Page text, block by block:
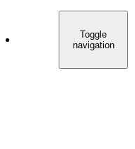
TIN TỨC - SỰ KIỆN
Toggle
navigation